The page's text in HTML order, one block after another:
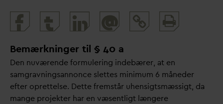
@
and
Bemærkninger til § 40 a
Den nuværende formulering indebærer, at en
samgravningsannonce slettes minimum 6 måneder
efter oprettelse. Dette fremstår uhensigtsmæssigt, da
mange projekter har en væsentligt længere